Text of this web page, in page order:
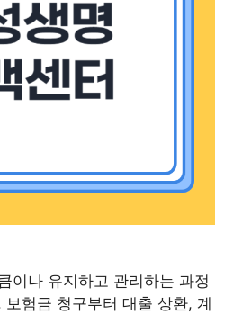
이나 유지하고 관리하는 과정
험금 청구부터 대출 상환, 계